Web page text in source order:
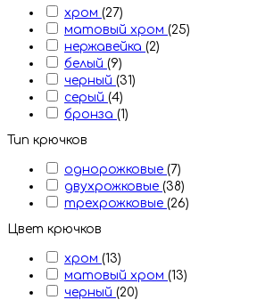
хром (27)
матовый хром (25)
нержавейка (2)
белый (9)
черный (31)
серый (4)
бронза (1)
Тип крючков
однорожковые (7)
двухрожковые (38)
трехрожковые (26)
Цвет крючков
хром (13)
матовый хром (13)
черный (20)